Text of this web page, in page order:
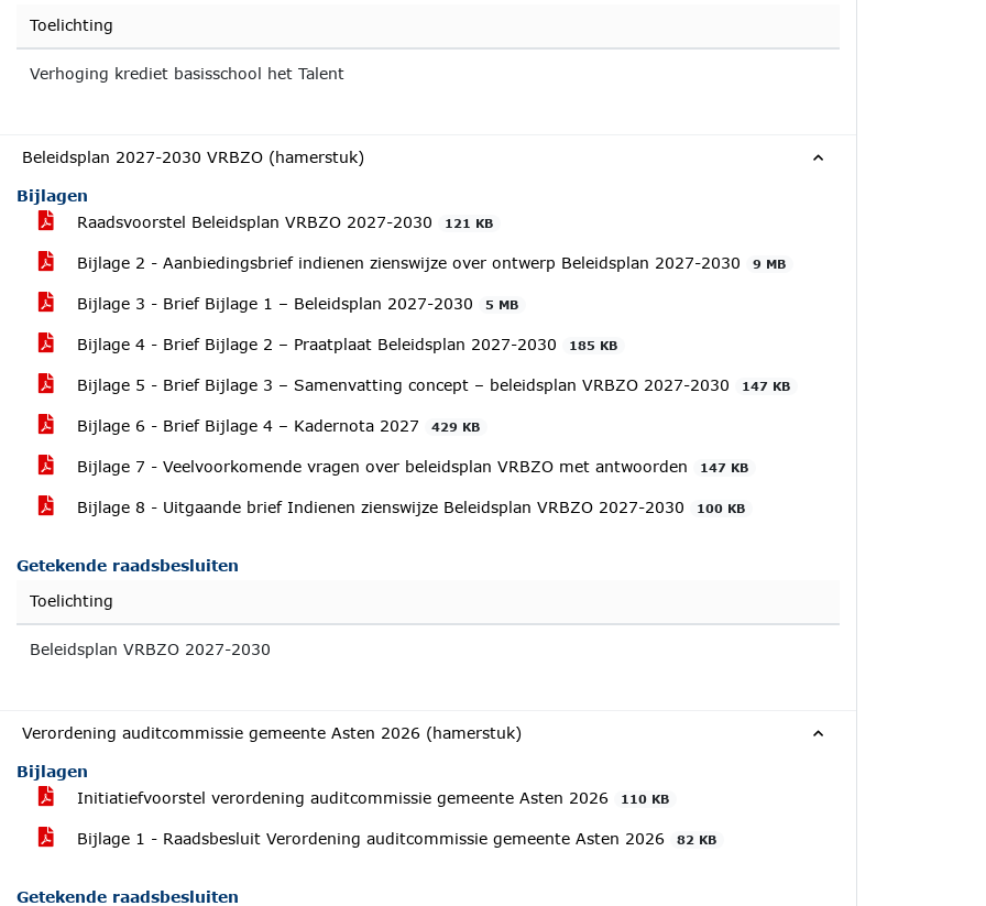
Toelichting
Verhoging krediet basisschool het Talent
Beleidsplan 2027-2030 VRBZO (hamerstuk)
Bijlagen
Raadsvoorstel Beleidsplan VRBZO 2027-2030
121 KB
Bijlage 2 - Aanbiedingsbrief indienen zienswijze over ontwerp Beleidsplan 2027-2030 9 MB
Bijlage 3 - Brief Bijlage 1 – Beleidsplan 2027-2030 5 MB
Bijlage 4 - Brief Bijlage 2 – Praatplaat Beleidsplan 2027-2030 185 KB
Bijlage 5 - Brief Bijlage 3 – Samenvatting concept – beleidsplan VRBZO 2027-2030 147 KB
Bijlage 6 - Brief Bijlage 4 – Kadernota 2027 429 KB
Bijlage 7 - Veelvoorkomende vragen over beleidsplan VRBZO met antwoorden 147 KB
Bijlage 8 - Uitgaande brief Indienen zienswijze Beleidsplan VRBZO 2027-2030 100 KB
Getekende raadsbesluiten
Toelichting
Beleidsplan VRBZO 2027-2030
Verordening auditcommissie gemeente Asten 2026 (hamerstuk)
Bijlagen
Initiatiefvoorstel verordening auditcommissie gemeente Asten 2026
110 KB
Bijlage 1 - Raadsbesluit Verordening auditcommissie gemeente Asten 2026 82 KB
Getekende raadsbesluiten